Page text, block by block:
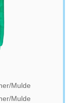
Mulde
Mulde